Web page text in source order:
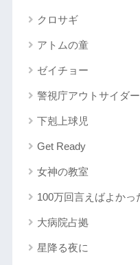
クロサギ
アトムの童
ゼイチョー
警視庁アウトサイダー
下剋上球児
Get Ready
女神の教室
100万回言えばよかっ
大病院占拠
星降る夜に